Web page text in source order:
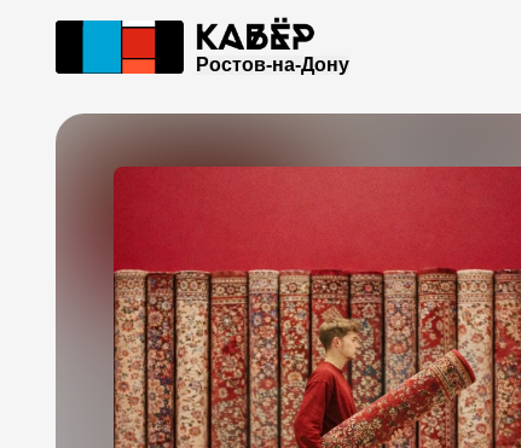
Ростов-на-Дону